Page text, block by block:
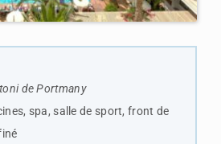
de Portmany
spa, salle de sport, front de